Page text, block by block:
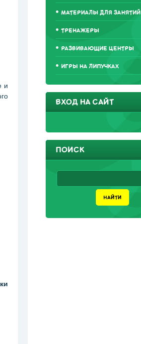
и
МАТЕРИАЛЫ ДЛЯ ЗАНЯТИЙ
ТРЕНАЖЕРЫ
РАЗВИВАЮЩИЕ ЦЕНТРЫ
ИГРЫ НА ЛИПУЧКАХ
ВХОД НА САЙТ
ПОИСК